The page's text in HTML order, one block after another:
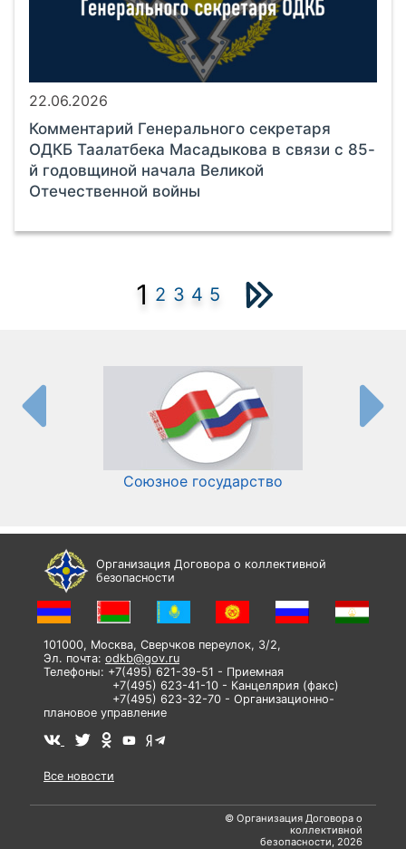
22.06.2026
Комментарий Генерального секретаря
ОДКБ Таалатбека Масадыкова в связи с 85-
й годовщиной начала Великой
Отечественной войны
1 2 3 4 5
Союзное государство
Организация Договора о коллективной
безопасности
101000, Москва, Сверчков переулок, 3/2,
Эл. почта: odkb@gov.ru
Телефоны: +7(495) 621-39-51 - Приемная
+7(495) 623-41-10 - Канцелярия (факс)
+7(495) 623-32-70 - Организационно-
плановое управление
Все новости
© Организация Договора о
коллективной
безопасности, 2026